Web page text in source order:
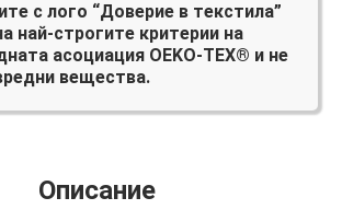
с лого “Доверие в текстила”
най-строгите критерии на
асоциация OEKO-TEX® и не
вещества.
Описание